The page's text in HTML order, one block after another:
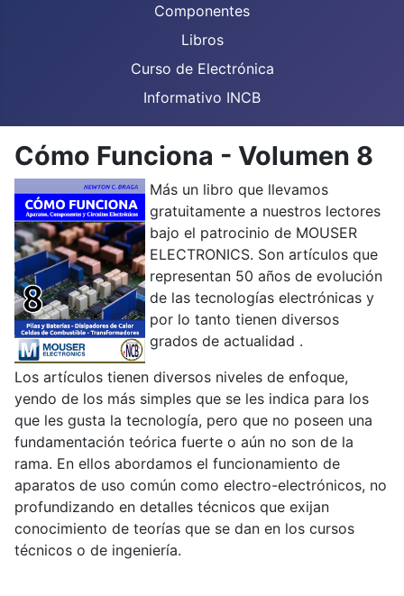
Componentes
Libros
Curso de Electrónica
Informativo INCB
Cómo Funciona - Volumen 8
Más un libro que llevamos
gratuitamente a nuestros lectores
bajo el patrocinio de MOUSER
ELECTRONICS. Son artículos que
representan 50 años de evolución
de las tecnologías electrónicas y
por lo tanto tienen diversos
grados de actualidad .
Los artículos tienen diversos niveles de enfoque,
yendo de los más simples que se les indica para los
que les gusta la tecnología, pero que no poseen una
fundamentación teórica fuerte o aún no son de la
rama. En ellos abordamos el funcionamiento de
aparatos de uso común como electro-electrónicos, no
profundizando en detalles técnicos que exijan
conocimiento de teorías que se dan en los cursos
técnicos o de ingeniería.